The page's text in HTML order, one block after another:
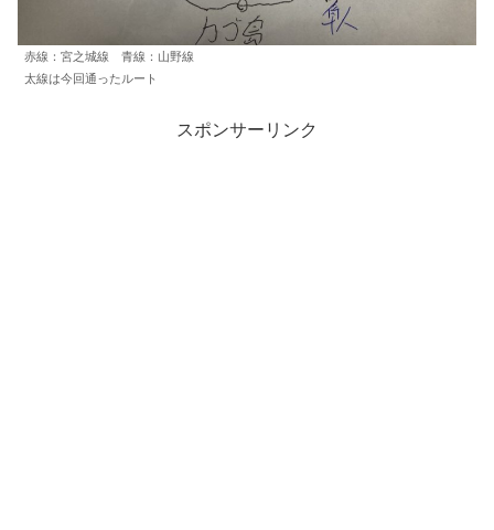
赤線：宮之城線 青線：山野線
太線は今回通ったルート
スポンサーリンク